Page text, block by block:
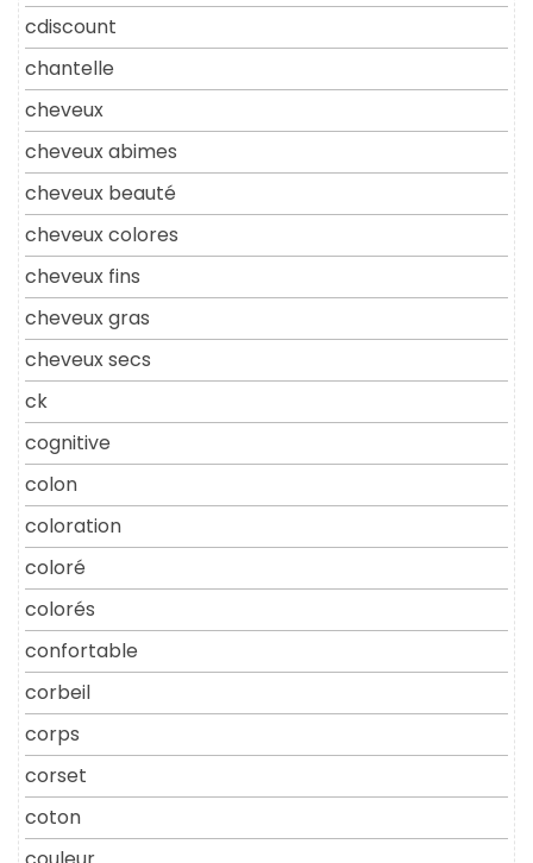
cdiscount
chantelle
cheveux
cheveux abimes
cheveux beauté
cheveux colores
cheveux fins
cheveux gras
cheveux secs
ck
cognitive
colon
coloration
coloré
colorés
confortable
corbeil
corps
corset
coton